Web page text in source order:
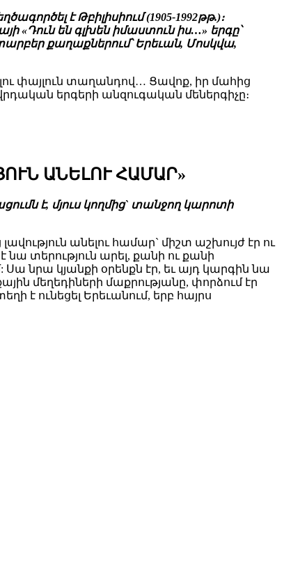
է Թբիլիսիում (1905-1992թթ.)։
են գլխեն իմաստուն իս…» երգը՝
քաղաքներում՝ Երեւան, Մոսկվա,
փայլուն տաղանդով… Ցավոք, իր մահից
երգերի անզուգական մեներգիչը։
ԱՆԵԼՈՒ ՀԱՄԱՐ»
է, մյուս կողմից` տանջող կարոտի
անելու համար` միշտ աշխույժ էր ու
տերություն արել, քանի ու քանի
Սա նրա կյանքի օրենքն էր, եւ այդ կարգին նա
մեղեդիների մաքրությանը, փորձում էր
է ունեցել Երեւանում, երբ հայրս